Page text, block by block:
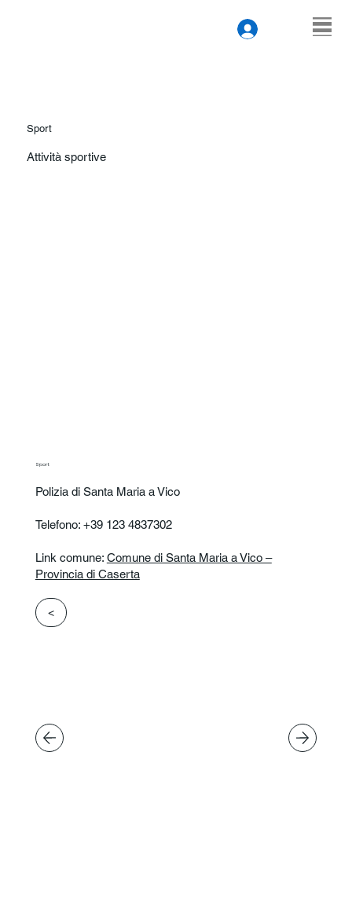
Sport
Attività sportive
Sport
Polizia di Santa Maria a Vico
Telefono: +39 123 4837302
Link comune: Comune di Santa Maria a Vico –
Provincia di Caserta
<